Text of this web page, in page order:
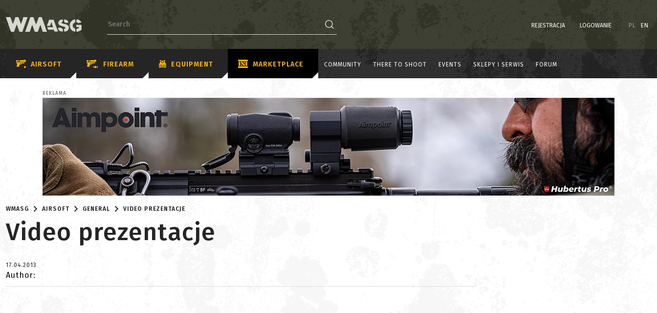
REJESTRACJA LOGOWANIE PL EN
AIRSOFT FIREARM EQUIPMENT MARKETPLACE COMMUNITY THERE TO SHOOT EVENTS SKLEPY I SERWIS FORUM
REKLAMA
WMASG AIRSOFT GENERAL VIDEO PREZENTACJE
Video prezentacje
17.04.2013
Author: